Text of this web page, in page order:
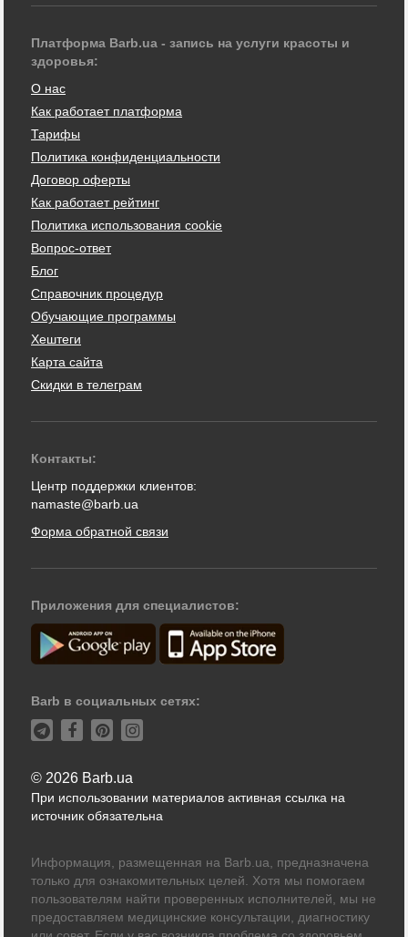
Платформа Barb.ua - запись на услуги красоты и
здоровья:
О нас
Как работает платформа
Тарифы
Политика конфиденциальности
Договор оферты
Как работает рейтинг
Политика использования cookie
Вопрос-ответ
Блог
Справочник процедур
Обучающие программы
Хештеги
Карта сайта
Скидки в телеграм
Контакты:
Центр поддержки клиентов:
namaste@barb.ua
Форма обратной связи
Приложения для специалистов:
Barb в социальных сетях:
© 2026 Barb.ua
При использовании материалов активная ссылка на
источник обязательна
Информация, размещенная на Barb.ua, предназначена
только для ознакомительных целей. Хотя мы помогаем
пользователям найти проверенных исполнителей, мы не
предоставляем медицинские консультации, диагностику